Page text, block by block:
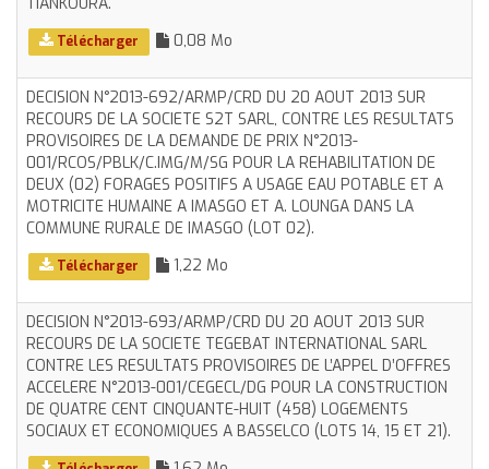
Télécharger 0,08 Mo
DECISION N°2013-692/ARMP/CRD DU 20 AOUT 2013 SUR
RECOURS DE LA SOCIETE S2T SARL, CONTRE LES RESULTATS
PROVISOIRES DE LA DEMANDE DE PRIX N°2013-
001/RCOS/PBLK/C.IMG/M/SG POUR LA REHABILITATION DE
DEUX (02) FORAGES POSITIFS A USAGE EAU POTABLE ET A
MOTRICITE HUMAINE A IMASGO ET A. LOUNGA DANS LA
COMMUNE RURALE DE IMASGO (LOT 02).
Télécharger 1,22 Mo
DECISION N°2013-693/ARMP/CRD DU 20 AOUT 2013 SUR
RECOURS DE LA SOCIETE TEGEBAT INTERNATIONAL SARL
CONTRE LES RESULTATS PROVISOIRES DE L’APPEL D’OFFRES
ACCELERE N°2013-001/CEGECL/DG POUR LA CONSTRUCTION
DE QUATRE CENT CINQUANTE-HUIT (458) LOGEMENTS
SOCIAUX ET ECONOMIQUES A BASSELCO (LOTS 14, 15 ET 21).